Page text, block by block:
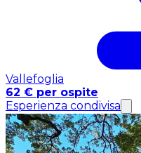
Vallefoglia
62 € per ospite
Esperienza condivisa